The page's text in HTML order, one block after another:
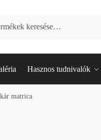
Hasznos tudnivalók
matrica